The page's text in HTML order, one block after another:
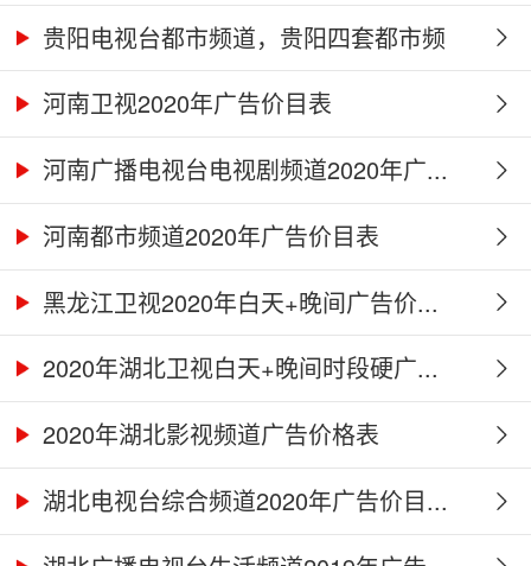
贵阳电视台都市频道，贵阳四套都市频
道...河南卫视2020年广告价目表
河南广播电视台电视剧频道2020年广...
河南都市频道2020年广告价目表
黑龙江卫视2020年白天+晚间广告价...
2020年湖北卫视白天+晚间时段硬广...
2020年湖北影视频道广告价格表
湖北电视台综合频道2020年广告价目...